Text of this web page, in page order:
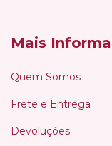
Mais
Quem Somos
Frete e Entrega
Devoluções